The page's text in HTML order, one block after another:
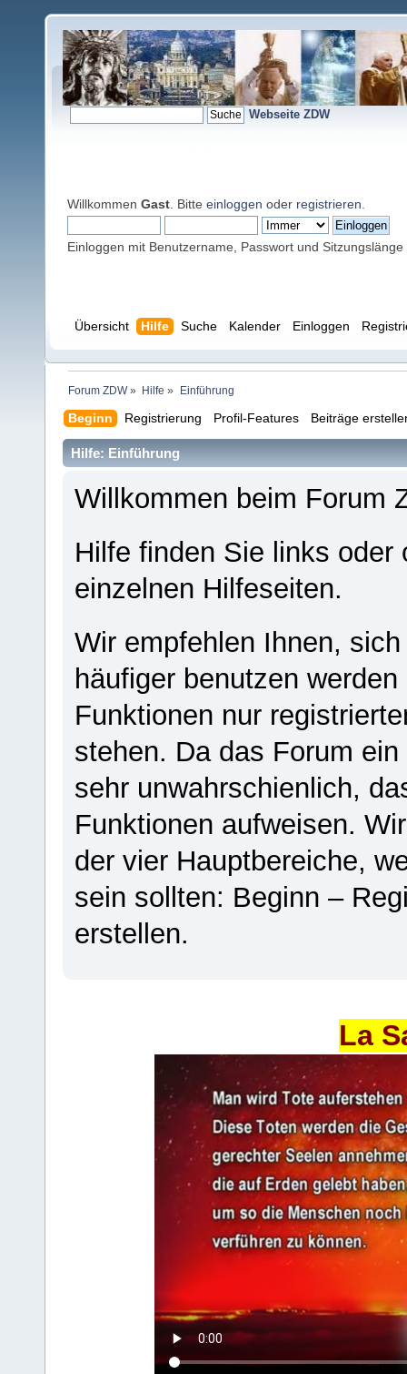
Webseite ZDW
Willkommen Gast . Bitte einloggen oder registrieren
Einloggen mit Benutzername, Passwort und Sitzungslänge
Übersicht Hilfe Suche Kalender Einloggen
Forum ZDW» Hilfe » Einführung
Beginn Registrierung Profil-Features Beiträge
Hilfe: Einführung
Willkommen beim Forum
Hilfe finden Sie links
einzelnen Hilfeseiten.
Wir empfehlen Ihnen,
häufiger benutzen
Funktionen nur
stehen. Da das Forum
sehr unwahrschienlich,
Funktionen aufweisen.
der vier Hauptbereiche,
sein sollten: Beginn –
erstellen.
La